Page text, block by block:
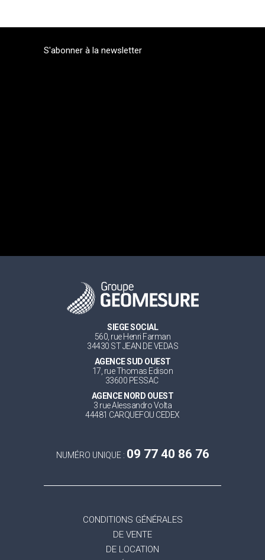
S'abonner à la newsletter
SIEGE SOCIAL
560, rue Henri Farman
34430 ST JEAN DE VEDAS
AGENCE SUD OUEST
17, rue Thomas Edison
33600 PESSAC
AGENCE NORD OUEST
3 rue Alessandro Volta
44481 CARQUEFOU CEDEX
NUMÉRO UNIQUE : 09 77 40 86 76
CONDITIONS GÉNÉRALES
DE VENTE
DE LOCATION